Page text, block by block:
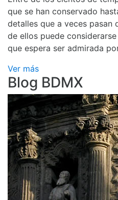
que se han conservado
detalles que a veces pasan
de ellos puede
que espera ser admirada
Ver más
Blog BDMX